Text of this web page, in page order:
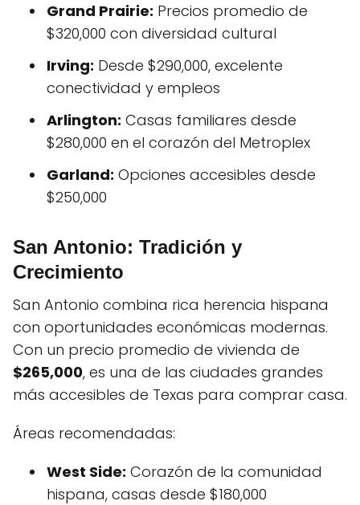
Grand Prairie: Precios promedio de
$320,000 con diversidad cultural
Irving: Desde $290,000, excelente
conectividad y empleos
Arlington: Casas familiares desde
$280,000 en el corazón del Metroplex
Garland: Opciones accesibles desde
$250,000
San Antonio: Tradición y
Crecimiento
San Antonio combina rica herencia hispana
con oportunidades económicas modernas.
Con un precio promedio de vivienda de
$265,000, es una de las ciudades grandes
más accesibles de Texas para comprar casa.
Áreas recomendadas:
West Side: Corazón de la comunidad
hispana, casas desde $180,000